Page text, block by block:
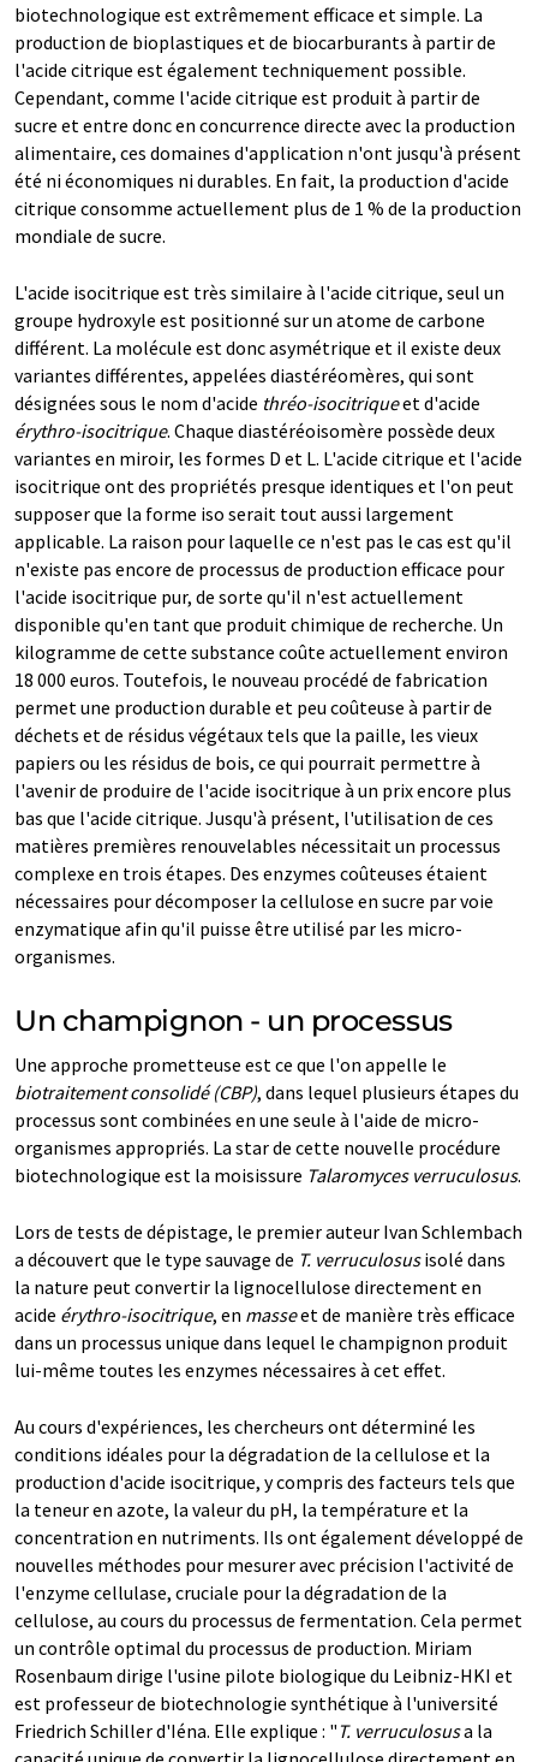
biotechnologique est extrêmement efficace et simple. La
production de bioplastiques et de biocarburants à partir de
l'acide citrique est également techniquement possible.
Cependant, comme l'acide citrique est produit à partir de
sucre et entre donc en concurrence directe avec la production
alimentaire, ces domaines d'application n'ont jusqu'à présent
été ni économiques ni durables. En fait, la production d'acide
citrique consomme actuellement plus de 1 % de la production
mondiale de sucre.
L'acide isocitrique est très similaire à l'acide citrique, seul un
groupe hydroxyle est positionné sur un atome de carbone
différent. La molécule est donc asymétrique et il existe deux
variantes différentes, appelées diastéréomères, qui sont
désignées sous le nom d'acide thréo-isocitriqueet d'acide
érythro-isocitrique. Chaque diastéréoisomère possède deux
variantes en miroir, les formes D et L. L'acide citrique et l'acide
isocitrique ont des propriétés presque identiques et l'on peut
supposer que la forme iso serait tout aussi largement
applicable. La raison pour laquelle ce n'est pas le cas est qu'il
n'existe pas encore de processus de production efficace pour
l'acide isocitrique pur, de sorte qu'il n'est actuellement
disponible qu'en tant que produit chimique de recherche. Un
kilogramme de cette substance coûte actuellement environ
18 000 euros. Toutefois, le nouveau procédé de fabrication
permet une production durable et peu coûteuse à partir de
déchets et de résidus végétaux tels que la paille, les vieux
papiers ou les résidus de bois, ce qui pourrait permettre à
l'avenir de produire de l'acide isocitrique à un prix encore plus
bas que l'acide citrique. Jusqu'à présent, l'utilisation de ces
matières premières renouvelables nécessitait un processus
complexe en trois étapes. Des enzymes coûteuses étaient
nécessaires pour décomposer la cellulose en sucre par voie
enzymatique afin qu'il puisse être utilisé par les micro-
organismes.
Un champignon - un processus
Une approche prometteuse est ce que l'on appelle le
biotraitement consolidé (CBP), dans lequel plusieurs étapes du
processus sont combinées en une seule à l'aide de micro-
organismes appropriés. La star de cette nouvelle procédure
biotechnologique est la moisissure Talaromyces verruculosus.
Lors de tests de dépistage, le premier auteur Ivan Schlembach
a découvert que le type sauvage de T. verruculosusisolé dans
la nature peut convertir la lignocellulose directement en
acide érythro-isocitrique, en masseet de manière très efficace
dans un processus unique dans lequel le champignon produit
lui-même toutes les enzymes nécessaires à cet effet.
Au cours d'expériences, les chercheurs ont déterminé les
conditions idéales pour la dégradation de la cellulose et la
production d'acide isocitrique, y compris des facteurs tels que
la teneur en azote, la valeur du pH, la température et la
concentration en nutriments. Ils ont également développé de
nouvelles méthodes pour mesurer avec précision l'activité de
l'enzyme cellulase, cruciale pour la dégradation de la
cellulose, au cours du processus de fermentation. Cela permet
un contrôle optimal du processus de production. Miriam
Rosenbaum dirige l'usine pilote biologique du Leibniz-HKI et
est professeur de biotechnologie synthétique à l'université
Friedrich Schiller d'Iéna. Elle explique : " T. verruculosusa la